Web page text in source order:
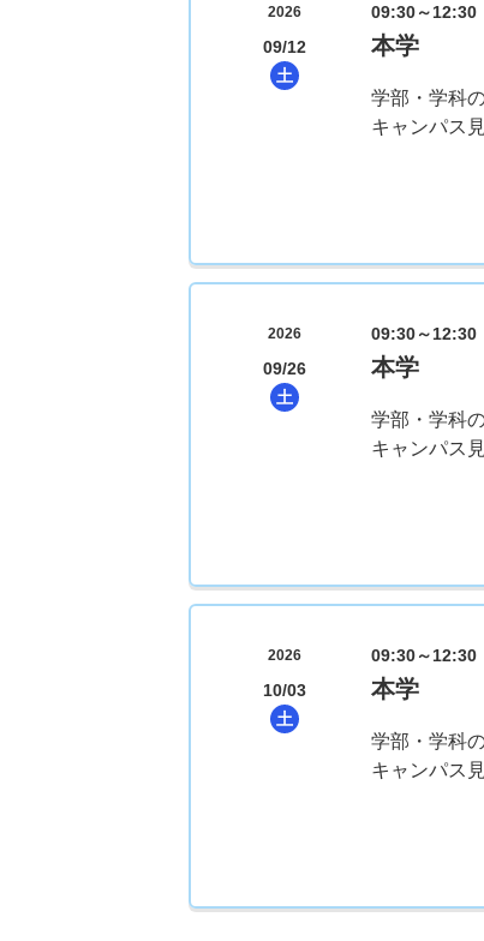
2026
09/12
土
09:30～12:30
本学
学部・学科
キャンパス
2026
09/26
土
09:30～12:30
本学
学部・学科
キャンパス
2026
10/03
土
09:30～12:30
本学
学部・学科
キャンパス